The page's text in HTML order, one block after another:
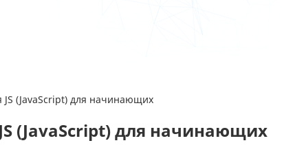
(JavaScript) для начинающих
(JavaScript) для начинающих